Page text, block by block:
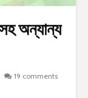
অন্যান্য
19 comments